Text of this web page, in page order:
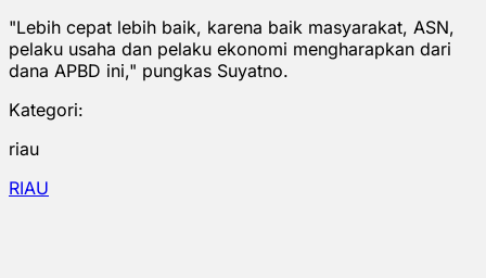
"Lebih cepat lebih baik, karena baik masyarakat, ASN,
pelaku usaha dan pelaku ekonomi mengharapkan dari
dana APBD ini," pungkas Suyatno.
Kategori:
riau
RIAU